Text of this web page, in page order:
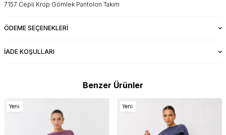
7157 Cepli Krop Gömlek Pantolon Takım
ÖDEME SEÇENEKLERI
İADE KOŞULLARI
Benzer Ürünler
Yeni Yeni